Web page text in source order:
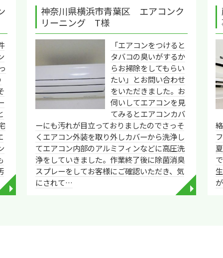
◥
神奈川県横浜市青葉区 エアコンク
リーニング T様
「エアコンをつけると
タバコの臭いがするか
らお掃除をしてもらい
たい」とお問い合わせ
をいただきました。お
伺いしてエアコンを見
てみるとエアコンカバ
ーにも汚れが目立っておりましたのでさっそ
くエアコン外装を取り外しカバーから洗浄し
てエアコン内部のアルミフィンなどに高圧洗
浄をしていきました。作業終了後に除菌消臭
スプレーをしてお客様にご確認いただき、気
にされて…
◥